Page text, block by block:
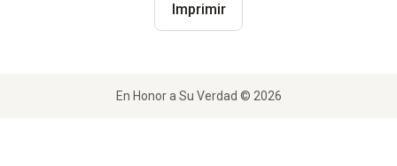
Imprimir
En Honor a Su Verdad © 2026